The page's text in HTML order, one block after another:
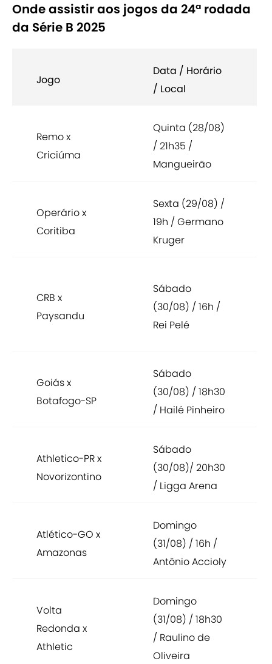
Onde assistir aos jogos da 24ª rodada
da Série B 2025
Jogo
Data / Horário
/ Local
Remo x
Criciúma
Quinta (28/08)
/ 21h35 /
Mangueirão
Operário x
Coritiba
Sexta (29/08) /
19h / Germano
Kruger
CRB x
Paysandu
Sábado
(30/08) / 16h /
Rei Pelé
Goiás x
Botafogo-SP
Sábado
(30/08) / 18h30
/ Hailé Pinheiro
Athletico-PR x
Novorizontino
Sábado
(30/08)/ 20h30
/ Ligga Arena
Atlético-GO x
Amazonas
Domingo
(31/08) / 16h /
Antônio Accioly
Volta
Redonda x
Athletic
Domingo
(31/08) / 18h30
/ Raulino de
Oliveira